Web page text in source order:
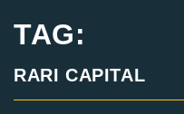
TAG:
RARI CAPITAL